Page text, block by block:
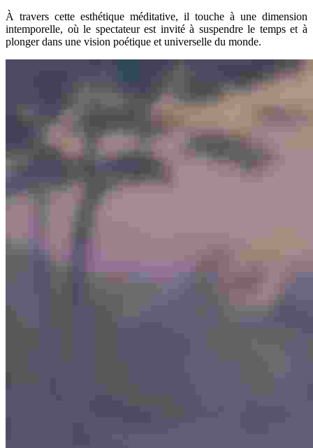
À travers cette esthétique méditative, il touche à une dimension
intemporelle, où le spectateur est invité à suspendre le temps et à
plonger dans une vision poétique et universelle du monde.